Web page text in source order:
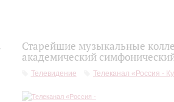
Старейшие музыкальные
академический
Телевидение Телеканал «Россия -